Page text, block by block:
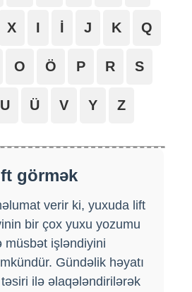
X I İ J K Q
O Ö P R S
U Ü V Y Z
görmək
verir ki, yuxuda lift
bir çox yuxu yozumu
müsbət işləndiyini
Gündəlik həyatı
ilə əlaqələndirilərək